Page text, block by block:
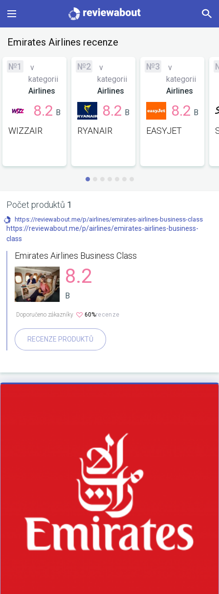
Main
Categories
Profile
Change language
Emirates Airlines recenze
№1
v
kategorii
Airlines
8.2 B
WIZZAIR
№2
v
kategorii
Airlines
8.2 B
RYANAIR
№3
v
kategorii
Airlines
8.2 B
EASYJET
Počet produktů 1
https://reviewabout.me/p/airlines/emirates-airlines-business-class
https://reviewabout.me/p/airlines/emirates-airlines-business-
class
Emirates Airlines Business Class
8.2
B
recenze
60%
Doporučeno zákazníky
RECENZE PRODUKTŮ